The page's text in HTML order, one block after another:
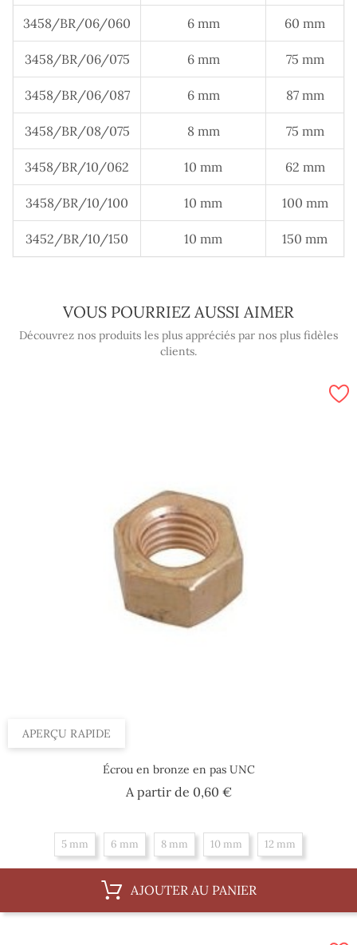
3458/BR/06/060 6 mm 60 mm
3458/BR/06/075 6 mm 75 mm
3458/BR/06/087 6 mm 87 mm
3458/BR/08/075 8 mm 75 mm
3458/BR/10/062 10 mm 62 mm
3458/BR/10/100 10 mm 100 mm
3452/BR/10/150 10 mm 150 mm
VOUS POURRIEZ AUSSI AIMER
Découvrez nos produits les plus appréciés par nos plus fidèles
clients.
APERÇU RAPIDE
Écrou en bronze en pas UNC
A partir de 0,60 €Prix
5 mm 6 mm 8 mm 10 mm 12 mm
AJOUTER AU PANIER